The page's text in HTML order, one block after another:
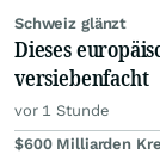
Schweiz glänzt
Dieses
versiebenfacht
vor 1 Stunde
$600 Milliarden